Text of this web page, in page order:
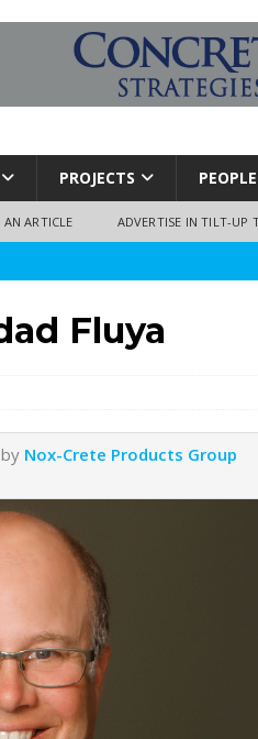
PROJECTS
ARTICLE ADVERTISE IN TILT-UP
Fluya
Nox-Crete Products Group